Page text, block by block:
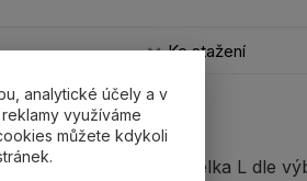
Ke stažení
s nosností 10000kg/ délka L dle
analytické účely a v
využíváme
můžete kdykoli